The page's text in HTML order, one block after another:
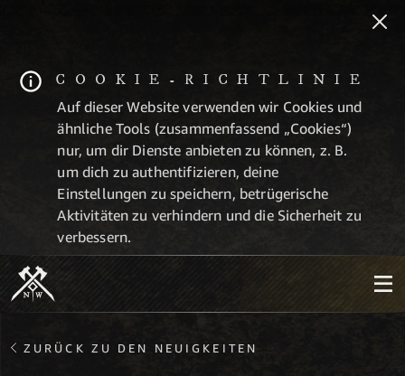
COOKIE-RICHTLINIE
Auf dieser Website verwenden wir Cookies und
ähnliche Tools (zusammenfassend „Cookies“)
nur, um dir Dienste anbieten zu können, z. B.
um dich zu authentifizieren, deine
Einstellungen zu speichern, betrügerische
Aktivitäten zu verhindern und die Sicherheit zu
verbessern.
ZURÜCK ZU DEN NEUIGKEITEN